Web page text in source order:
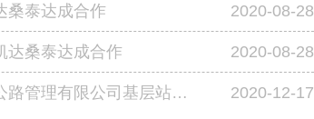
桑泰达成合作 2020-08-28
达桑泰达成合作 2020-08-28
成功中标宁夏交投高速公路管理有限公司基层站点燃煤改造工程第四标段 2020-12-17